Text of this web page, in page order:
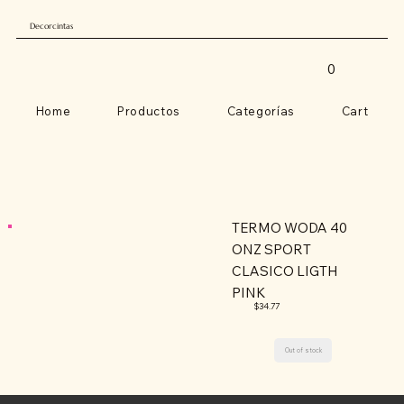
Decorcintas
Home Productos Categorías Cart
0
Out of stock
TERMO WODA 40
ONZ SPORT
CLASICO LIGTH
PINK
$34.77